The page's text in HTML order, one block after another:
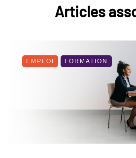
Articles
EMPLOI FORMATION